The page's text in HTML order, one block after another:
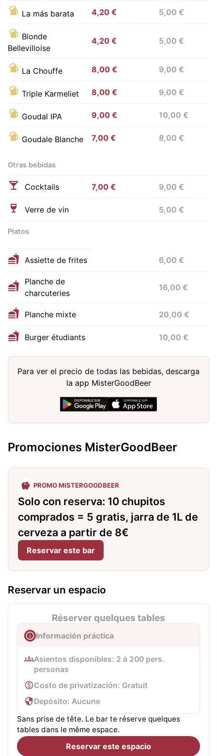
La más barata 4,20 € 5,00 €
Blonde
Bellevilloise
4,20 € 5,00 €
La Chouffe 8,00 € 9,00 €
Triple Karmeliet 8,00 € 9,00 €
Goudal IPA 9,00 € 10,00 €
Goudale Blanche 7,00 € 8,00 €
Otras bebidas
Cocktails 7,00 € 9,00 €
Verre de vin 5,00 €
Platos
Assiette de frites 6,00 €
Planche de
charcuteries
16,00 €
Planche mixte 20,00 €
Burger étudiants 10,00 €
Para ver el precio de todas las bebidas, descarga
la app MisterGoodBeer
Promociones MisterGoodBeer
PROMO MISTERGOODBEER
Solo con reserva: 10 chupitos
comprados = 5 gratis, jarra de 1L de
cerveza a partir de 8€
Reservar este bar
Reservar un espacio
Réserver quelques tables
Información práctica
Asientos disponibles: 2 à 200 pers.
personas
Costo de privatización: Gratuit
Depósito: Aucune
Sans prise de tête. Le bar te réserve quelques
tables dans le même espace.
Reservar este espacio